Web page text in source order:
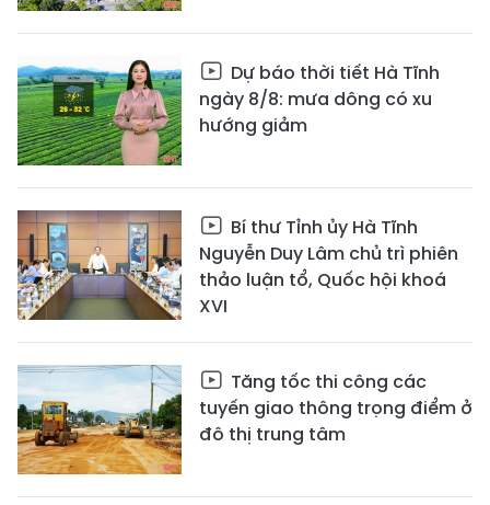
Dự báo thời tiết Hà Tĩnh
ngày 8/8: mưa dông có xu
hướng giảm
Bí thư Tỉnh ủy Hà Tĩnh
Nguyễn Duy Lâm chủ trì phiên
thảo luận tổ, Quốc hội khoá
XVI
Tăng tốc thi công các
tuyến giao thông trọng điểm ở
đô thị trung tâm